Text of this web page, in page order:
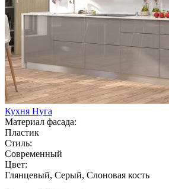
Кухня Нуга
Материал фасада:
Пластик
Стиль:
Современный
Цвет:
Глянцевый, Серый, Слоновая кость